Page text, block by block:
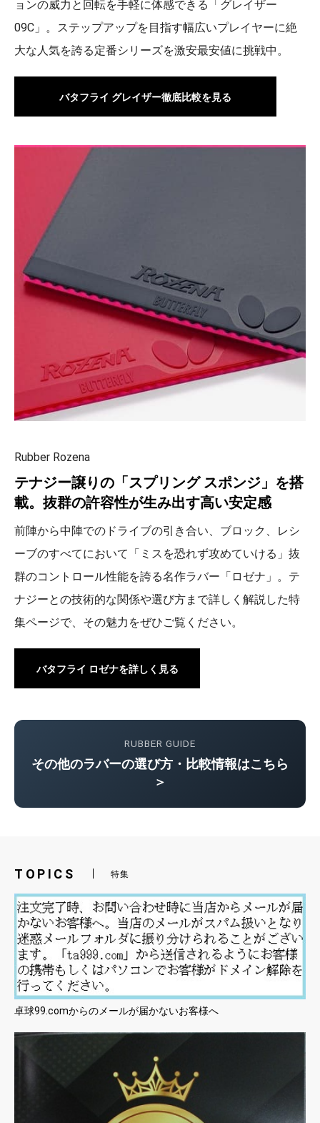
ョンの威力と回転を手軽に体感できる「グレイザー
09C」。ステップアップを目指す幅広いプレイヤーに絶
大な人気を誇る定番シリーズを激安最安値に挑戦中。
バタフライ グレイザー徹底比較を見る
Rubber Rozena
テナジー譲りの「スプリング スポンジ」を搭
載。抜群の許容性が生み出す高い安定感
前陣から中陣でのドライブの引き合い、ブロック、レシ
ーブのすべてにおいて「ミスを恐れず攻めていける」抜
群のコントロール性能を誇る名作ラバー「ロゼナ」。テ
ナジーとの技術的な関係や選び方まで詳しく解説した特
集ページで、その魅力をぜひご覧ください。
バタフライ ロゼナを詳しく見る
RUBBER GUIDE
その他のラバーの選び方・比較情報はこちら
＞
TOPICS 特集
卓球99.comからのメールが届かないお客様へ